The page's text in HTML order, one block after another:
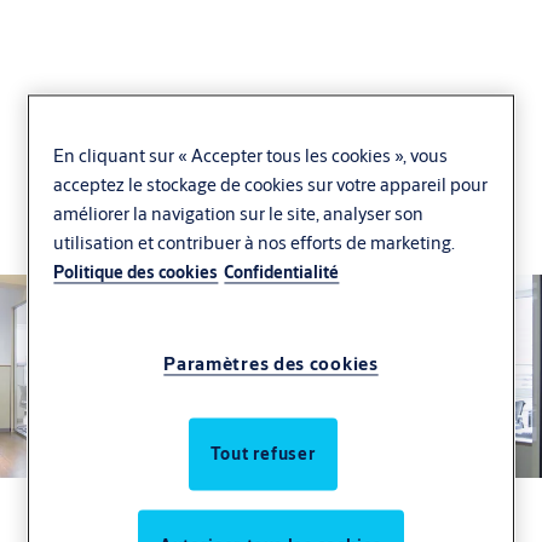
ASSA ABLOY K100
Moderne et Adaptable. Le cylindre au design
unique
En cliquant sur « Accepter tous les cookies », vous
acceptez le stockage de cookies sur votre appareil pour
améliorer la navigation sur le site, analyser son
utilisation et contribuer à nos efforts de marketing.
Politique des cookies Confidentialité
Paramètres des cookies
Tout refuser